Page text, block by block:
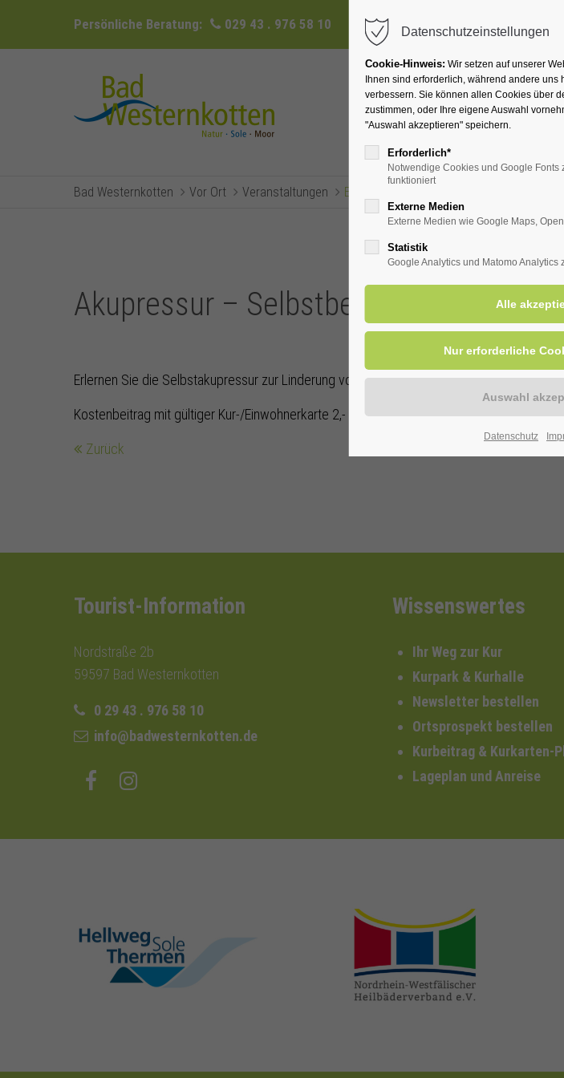
Persönliche Beratung: 029 43 . 976 58 10 info@badwesternkotten.de
Ihr Heilbad
Bad Westernkotten Vor Ort Veranstaltungen Eventsreader (Timeline)
Akupressur – Selbstbehandlung bei
Erlernen Sie die Selbstakupressur zur Linderung von Kopf-, Gelenk- und
Kostenbeitrag mit gültiger Kur-/Einwohnerkarte 2,- €, ohne 3,- €.
Zurück
Tourist-Information
Nordstraße 2b
59597 Bad Westernkotten
0 29 43 . 976 58 10
info@badwesternkotten.de
Wissenswertes
Ihr Weg zur Kur
Kurpark & Kurhalle
Newsletter bestellen
Ortsprospekt bestellen
Kurbeitrag & Kurkarten-
Lageplan und Anreise
hellweg-sole-
thermen.de
heilbaeder.de
Datenschutzeinstellungen
Cookie-Hinweis: Wir setzen auf unserer
Ihnen sind erforderlich, während andere uns
verbessern. Sie können allen Cookies über
zustimmen, oder Ihre eigene Auswahl
"Auswahl akzeptieren" speichern.
Erforderlich*
Notwendige Cookies und Google
funktioniert
Externe Medien
Externe Medien wie Google Maps,
Statistik
Google Analytics und Matomo Analytics
Datenschutz